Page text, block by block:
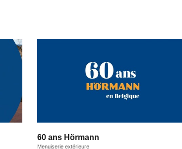
60 ans Hörmann
Menuiserie extérieure